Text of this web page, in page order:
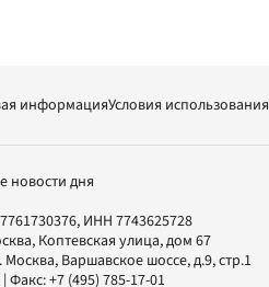
информацияУсловия использования
новости дня
ИНН 7743625728
Коптевская улица, дом 67
Москва, Варшавское шоссе, д.9, стр.1
| Факс:+7 (495) 785-17-01